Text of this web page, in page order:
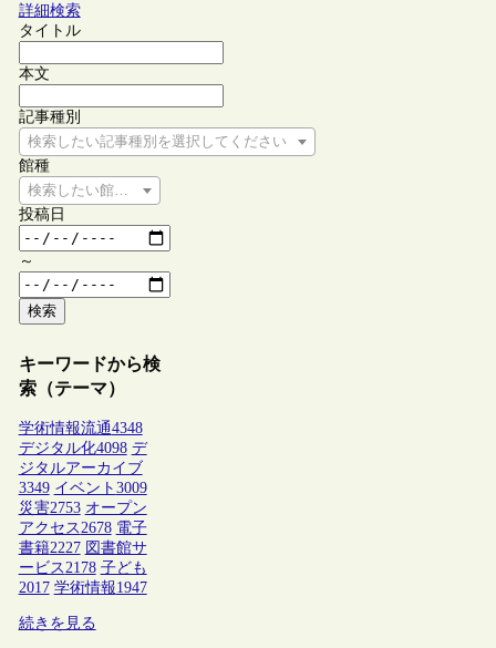
詳細検索
タイトル
本文
記事種別
検索したい記事種別を選択してください
館種
検索したい館種を選択してください
投稿日
～
検索
キーワードから検
索（テーマ）
学術情報流通4348
デジタル化4098 デ
ジタルアーカイブ
3349 イベント 3009
災害2753 オープン
アクセス2678 電子
書籍2227 図書館サ
ービス2178 子ども
2017 学術情報1947
続きを見る